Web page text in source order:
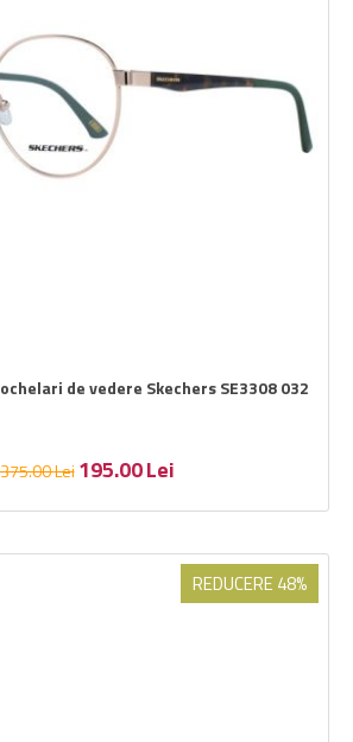
ochelari de vedere Skechers SE3308 032
375.00Lei 195.00Lei
REDUCERE 48%